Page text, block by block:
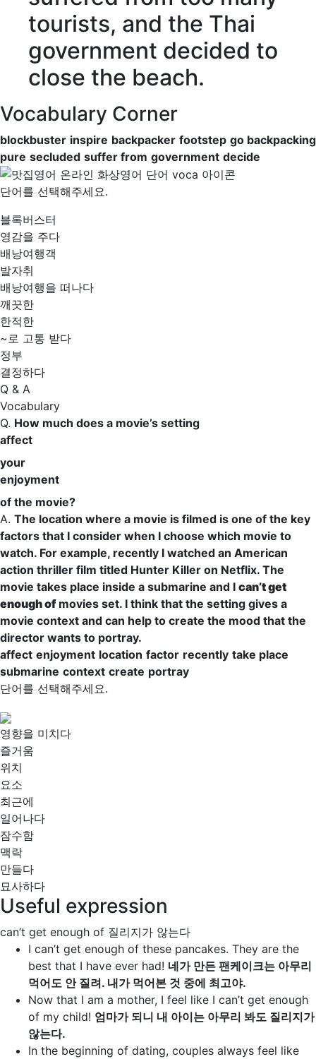
tourists, and the Thai
government decided to
close the beach.
Vocabulary Corner
blockbuster inspire backpacker footstep go backpacking
pure secluded suffer from government decide
단어를 선택해주세요.
블록버스터
영감을 주다
배낭여행객
발자취
배낭여행을 떠나다
깨끗한
한적한
~로 고통 받다
정부
결정하다
Q & A
Vocabulary
Q. How much does a movie’s setting
affect
your
enjoyment
of the movie?
A. The location where a movie is filmed is one of the key
factors that I consider when I choose which movie to
watch. For example, recently I watched an American
action thriller film titled Hunter Killer on Netflix. The
movie takes place inside a submarine and I can’t get
enough ofmovies set. I think that the setting gives a
movie context and can help to create the mood that the
director wants to portray.
affect enjoyment location factor recently take place
submarine context create portray
단어를 선택해주세요.
영향을 미치다
즐거움
위치
요소
최근에
일어나다
잠수함
맥락
만들다
묘사하다
Useful expression
can’t get enough of 질리지가 않는다
I can’t get enough of these pancakes. They are the
best that I have ever had! 네가 만든 팬케이크는 아무리
먹어도 안 질려. 내가 먹어본 것 중에 최고야.
Now that I am a mother, I feel like I can’t get enough
of my child! 엄마가 되니 내 아이는 아무리 봐도 질리지가
않는다.
In the beginning of dating, couples always feel like